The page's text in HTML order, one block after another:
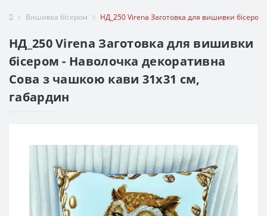
Вишивка бісером НД_250 Virena Заготовка для вишивки
НД_250 Virena Заготовка для вишивки
бісером - Наволочка декоративна
Сова з чашкою кави 31x31 см,
габардин